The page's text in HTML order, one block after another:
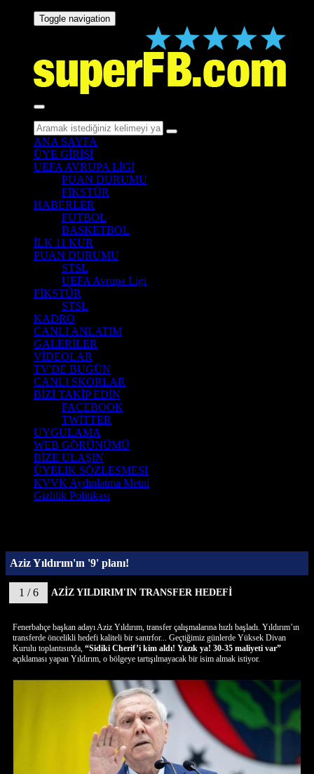
Toggle navigation
ANA SAYFA
ÜYE GİRİŞİ
UEFA AVRUPA LİGİ
PUAN DURUMU
FİKSTÜR
HABERLER
FUTBOL
BASKETBOL
İLK 11 KUR
PUAN DURUMU
STSL
UEFA Avrupa Ligi
FİKSTÜR
STSL
KADRO
CANLI ANLATIM
GALERİLER
VİDEOLAR
TV'DE BUGÜN
CANLI SKORLAR
BİZİ TAKİP EDİN
FACEBOOK
TWİTTER
UYGULAMA
WEB GÖRÜNÜMÜ
BİZE ULAŞIN
ÜYELIK SÖZLESMESI
KVVK Aydınlatma Metni
Gizlilik Politikası
Aziz Yıldırım'ın '9' planı!
1 / 6 AZİZ YILDIRIM'IN TRANSFER HEDEFİ
Fenerbahçe başkan adayı Aziz Yıldırım, transfer çalışmalarına hızlı başladı. Yıldırım’ın
transferde öncelikli hedefi kaliteli bir santrfor... Geçtiğimiz günlerde Yüksek Divan
Kurulu toplantısında, “Sidiki Cherif’i kim aldı! Yazık ya! 30-35 maliyeti var”
açıklaması yapan Yıldırım, o bölgeye tartışılmayacak bir isim almak istiyor.